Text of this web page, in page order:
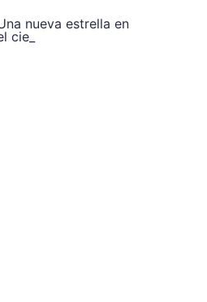
nueva estrella en
cielo de nombre
Nhat Hanh